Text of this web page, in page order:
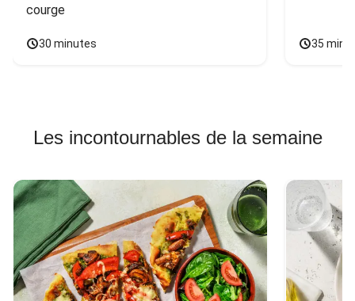
courge
30 minutes 35
Les incontournables de la semaine